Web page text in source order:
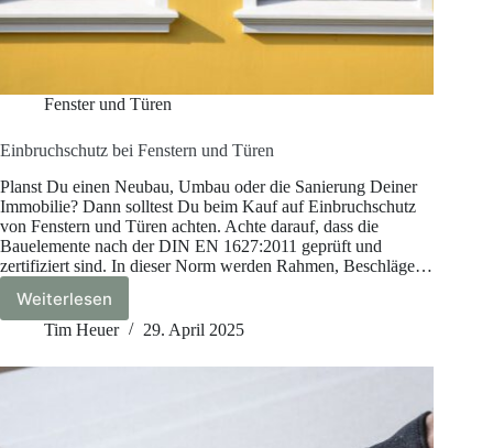
Fenster und Türen
Einbruchschutz bei Fenstern und Türen
Planst Du einen Neubau, Umbau oder die Sanierung Deiner
Immobilie? Dann solltest Du beim Kauf auf Einbruchschutz
von Fenstern und Türen achten. Achte darauf, dass die
Bauelemente nach der DIN EN 1627:2011 geprüft und
zertifiziert sind. In dieser Norm werden Rahmen, Beschläge…
WeiterlesenEinbruchschutz
bei
und
Tim Heuer 29. April 2025